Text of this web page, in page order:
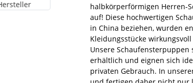
halbkörperförmigen Herren-
auf! Diese hochwertigen
in China beziehen, wurden
Kleidungsstücke
Unsere
erhältlich und eignen sich
privaten Gebrauch. In